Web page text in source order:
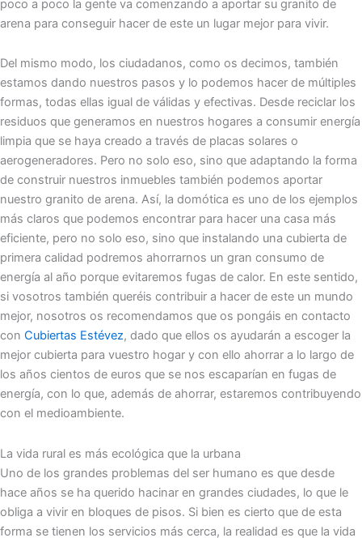
poco a poco la gente va comenzando a aportar su granito de
arena para conseguir hacer de este un lugar mejor para vivir.
Del mismo modo, los ciudadanos, como os decimos, también
estamos dando nuestros pasos y lo podemos hacer de múltiples
formas, todas ellas igual de válidas y efectivas. Desde reciclar los
residuos que generamos en nuestros hogares a consumir energía
limpia que se haya creado a través de placas solares o
aerogeneradores. Pero no solo eso, sino que adaptando la forma
de construir nuestros inmuebles también podemos aportar
nuestro granito de arena. Así, la domótica es uno de los ejemplos
más claros que podemos encontrar para hacer una casa más
eficiente, pero no solo eso, sino que instalando una cubierta de
primera calidad podremos ahorrarnos un gran consumo de
energía al año porque evitaremos fugas de calor. En este sentido,
si vosotros también queréis contribuir a hacer de este un mundo
mejor, nosotros os recomendamos que os pongáis en contacto
con Cubiertas Estévez, dado que ellos os ayudarán a escoger la
mejor cubierta para vuestro hogar y con ello ahorrar a lo largo de
los años cientos de euros que se nos escaparían en fugas de
energía, con lo que, además de ahorrar, estaremos contribuyendo
con el medioambiente.
La vida rural es más ecológica que la urbana
Uno de los grandes problemas del ser humano es que desde
hace años se ha querido hacinar en grandes ciudades, lo que le
obliga a vivir en bloques de pisos. Si bien es cierto que de esta
forma se tienen los servicios más cerca, la realidad es que la vida